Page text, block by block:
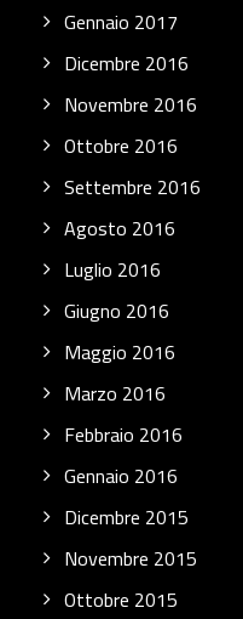
Gennaio 2017
Dicembre 2016
Novembre 2016
Ottobre 2016
Settembre 2016
Agosto 2016
Luglio 2016
Giugno 2016
Maggio 2016
Marzo 2016
Febbraio 2016
Gennaio 2016
Dicembre 2015
Novembre 2015
Ottobre 2015